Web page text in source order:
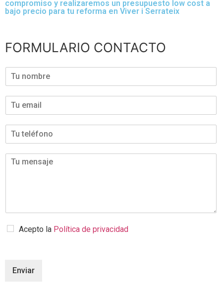
compromiso y realizaremos un presupuesto low cost a
bajo precio para tu reforma en Viver i Serrateix
FORMULARIO CONTACTO
Acepto la Política de privacidad
Enviar